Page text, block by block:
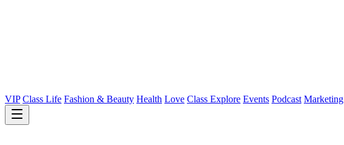
VIP Class Life Fashion & Beauty Health Love Class Explore Events Podcast Marketing